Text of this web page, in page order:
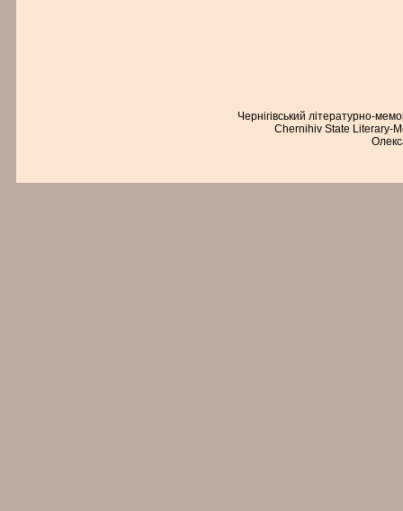
Чернігівський літературно-
Chernihiv State Literary-